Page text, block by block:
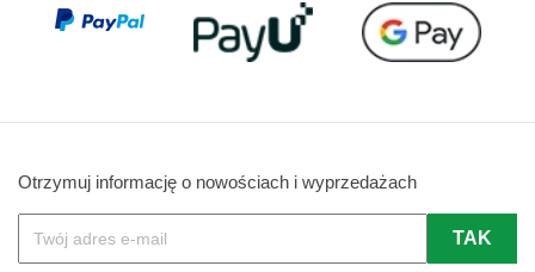
Otrzymuj informację o nowościach i wyprzedażach